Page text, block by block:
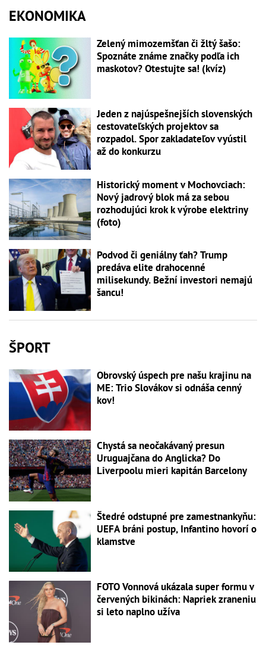
EKONOMIKA
Zelený mimozemšťan či žltý šašo:
Spoznáte známe značky podľa ich
maskotov? Otestujte sa! (kvíz)
Jeden z najúspešnejších slovenských
cestovateľských projektov sa
rozpadol. Spor zakladateľov vyústil
až do konkurzu
Historický moment v Mochovciach:
Nový jadrový blok má za sebou
rozhodujúci krok k výrobe elektriny
(foto)
Podvod či geniálny ťah? Trump
predáva elite drahocenné
milisekundy. Bežní investori nemajú
šancu!
ŠPORT
Obrovský úspech pre našu krajinu na
ME: Trio Slovákov si odnáša cenný
kov!
Chystá sa neočakávaný presun
Uruguajčana do Anglicka? Do
Liverpoolu mieri kapitán Barcelony
Štedré odstupné pre zamestnankyňu:
UEFA bráni postup, Infantino hovorí o
klamstve
FOTO Vonnová ukázala super formu v
červených bikinách: Napriek zraneniu
si leto naplno užíva